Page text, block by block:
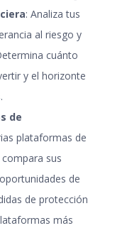
: Analiza tus
al riesgo y
cuánto
y el horizonte
de
plataformas de
sus
de
de protección
más